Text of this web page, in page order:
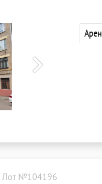
Лот №104196